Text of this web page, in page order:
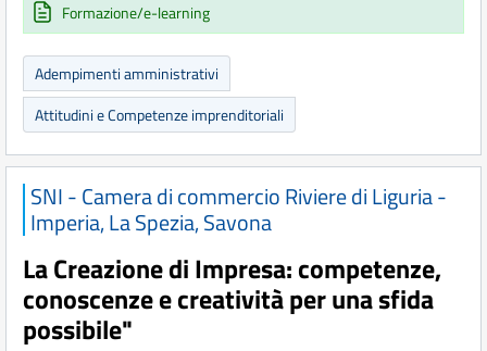
Formazione/e-learning
Adempimenti amministrativi
Attitudini e Competenze imprenditoriali
SNI - Camera di commercio Riviere di Liguria -
Imperia, La Spezia, Savona
La Creazione di Impresa: competenze,
conoscenze e creatività per una sfida
possibile"